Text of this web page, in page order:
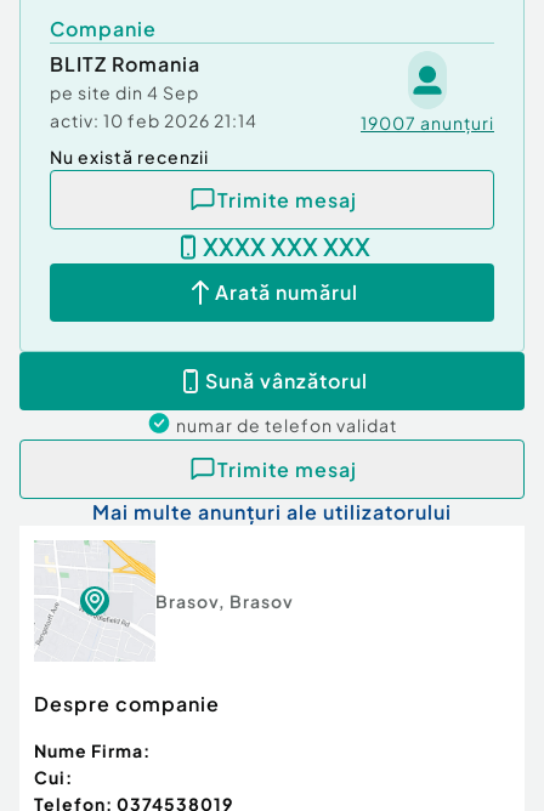
Companie
BLITZ Romania
pe site din 4 Sep
activ: 10 feb 2026 21:14 19007 anunțuri
Nu există recenzii
Trimite mesaj
XXXX XXX XXX
Arată numărul
Sună vânzătorul
numar de telefon validat
Trimite mesaj
Mai multe anunțuri ale utilizatorului
Brasov, Brasov
Despre companie
Nume Firma:
Cui:
Telefon: 0374538019